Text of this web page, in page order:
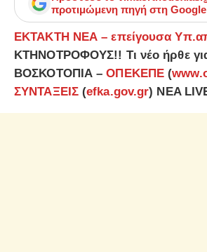
προτιμώμενη πηγή στη Google
ΕΚΤΑΚΤΗ ΝΕΑ – επείγουσα
ΚΤΗΝΟΤΡΟΦΟΥΣ!! Τι νέο ήρθε
ΒΟΣΚΟΤΟΠΙΑ –ΟΠΕΚΕΠΕ (
ΣΥΝΤΑΞΕΙΣ(efka.gov.gr) NEA